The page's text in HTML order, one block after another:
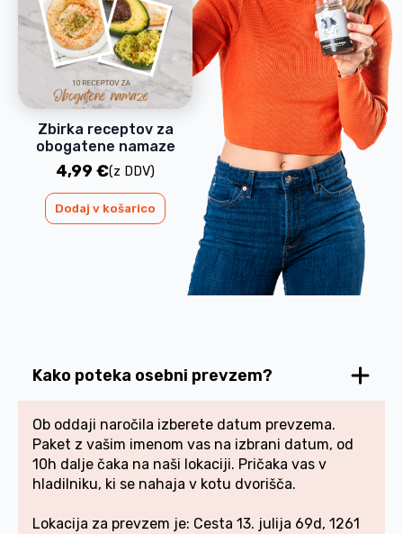
Zbirka receptov za
obogatene namaze
4,99€(z DDV)
Dodaj v košarico
Kako poteka osebni prevzem?
Ob oddaji naročila izberete datum prevzema.
Paket z vašim imenom vas na izbrani datum, od
10h dalje čaka na naši lokaciji. Pričaka vas v
hladilniku, ki se nahaja v kotu dvorišča.
Lokacija za prevzem je: Cesta 13. julija 69d, 1261